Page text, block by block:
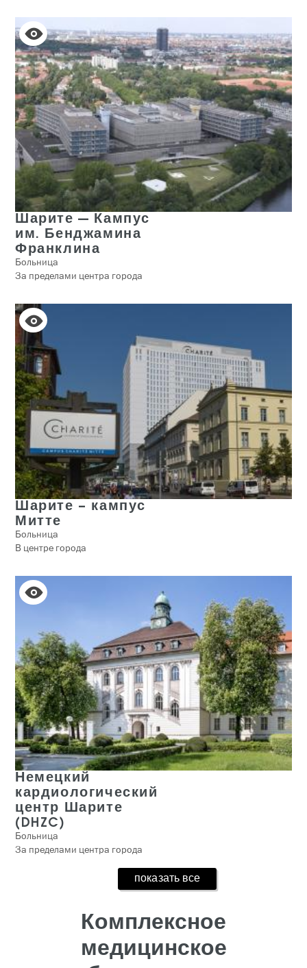
Шарите — Кампус
им. Бенджамина
Франклина
Больница
За пределами центра города
Шарите – кампус
Митте
Больница
В центре города
Немецкий
кардиологический
центр Шарите
(DHZC)
Больница
За пределами центра города
показать все
Комплексное
медицинское